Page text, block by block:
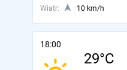
Wiatr:
10 km/h
18:00
29°C